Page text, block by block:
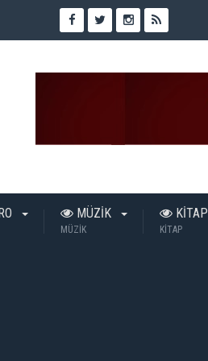
MÜZİK
MÜZİK
KİTAP
KİTAP